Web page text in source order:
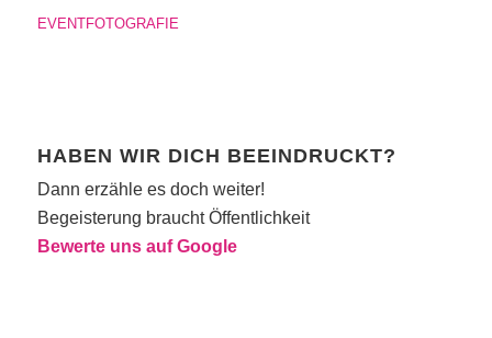
EVENTFOTOGRAFIE
HABEN WIR DICH BEEINDRUCKT?
Dann erzähle es doch weiter!
Begeisterung braucht Öffentlichkeit
Bewerte uns auf Google